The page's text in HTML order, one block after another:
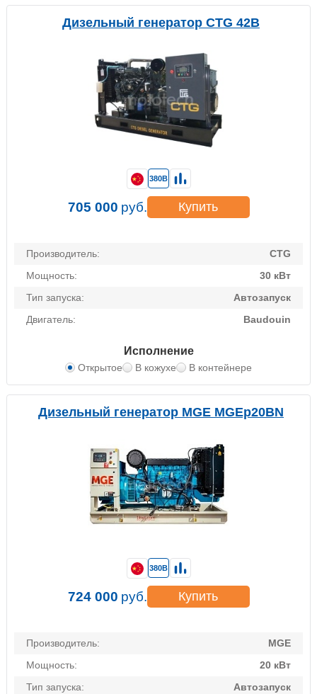
Дизельный генератор CTG 42B
Производитель:
CTG
Мощность:
30 кВт
Тип запуска:
Автозапуск
Двигатель:
Baudouin
Исполнение
Открытое В кожухе В контейнере
380В
705 000 руб. Купить
Дизельный генератор MGE MGEp20BN
Производитель:
MGE
Мощность:
20 кВт
Тип запуска:
Автозапуск
380В
724 000 руб. Купить